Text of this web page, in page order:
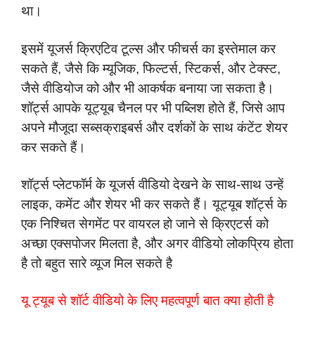
था।
इसमें यूजर्स क्रिएटिव टूल्स और फीचर्स का इस्तेमाल कर
सकते हैं, जैसे कि म्यूजिक, फिल्टर्स, स्टिकर्स, और टेक्स्ट,
जैसे वीडियोज को और भी आकर्षक बनाया जा सकता है।
शॉर्ट्स आपके यूट्यूब चैनल पर भी पब्लिश होते हैं, जिसे आप
अपने मौजूदा सब्सक्राइबर्स और दर्शकों के साथ कंटेंट शेयर
कर सकते हैं।
शॉर्ट्स प्लेटफॉर्म के यूजर्स वीडियो देखने के साथ-साथ उन्हें
लाइक, कमेंट और शेयर भी कर सकते हैं। यूट्यूब शॉर्ट्स के
एक निश्चित सेगमेंट पर वायरल हो जाने से क्रिएटर्स को
अच्छा एक्सपोजर मिलता है, और अगर वीडियो लोकप्रिय होता
है तो बहुत सारे व्यूज मिल सकते है
यू ट्यूब से शॉर्ट वीडियो के लिए महत्वपूर्ण बात क्या होती है